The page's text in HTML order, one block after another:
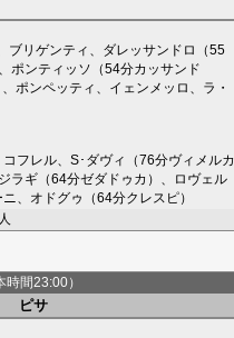
ブリゲンティ ダレッサンドロ
（55
ポンティッソ （54分カッサンド
ポンペッティ イェンメッロ
ラ・
コフレル S･ダヴィ （76分ヴィメルカ
ラギ （64分ゼダドゥカ ）、 ロヴェル
オドグゥ （64分クレスピ）
間23:00）
ピサ